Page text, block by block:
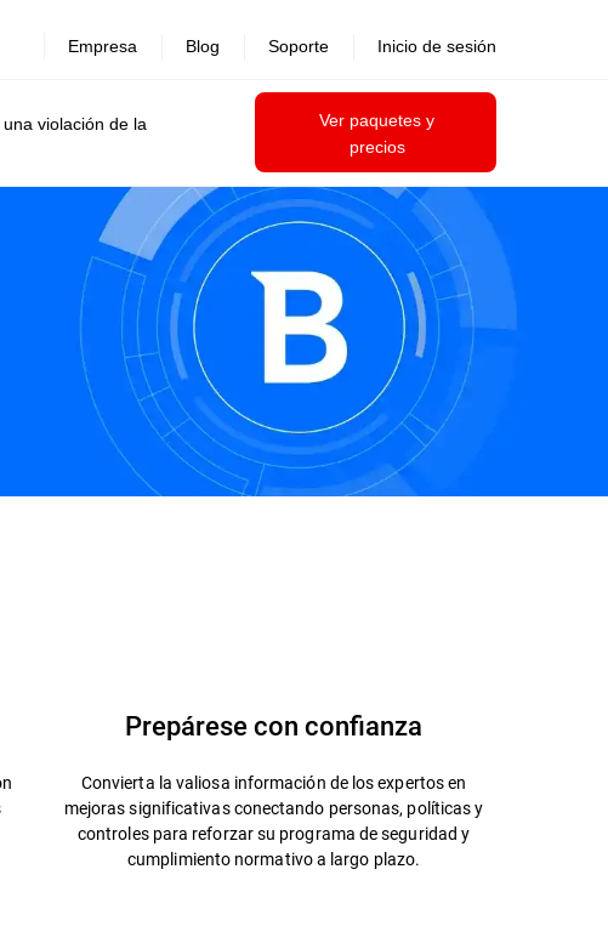
violación de la
Ver paquetes y
precios
Empresa Blog Soporte Inicio de sesión
Prepárese con confianza
Convierta la valiosa información de los expertos en
mejoras significativas conectando personas, políticas y
controles para reforzar su programa de seguridad y
cumplimiento normativo a largo plazo.